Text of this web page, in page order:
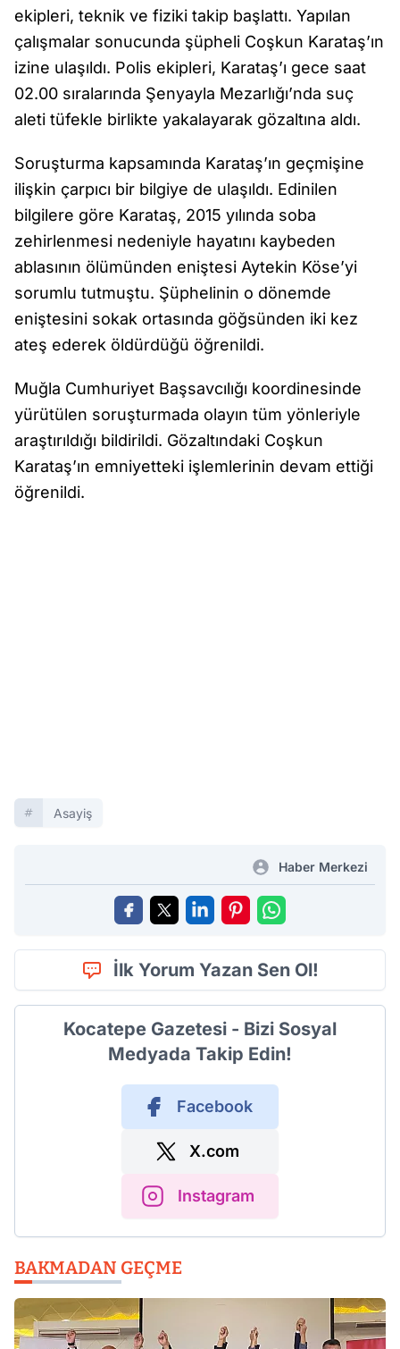
ekipleri, teknik ve fiziki takip başlattı. Yapılan
çalışmalar sonucunda şüpheli Coşkun Karataş’ın
izine ulaşıldı. Polis ekipleri, Karataş’ı gece saat
02.00 sıralarında Şenyayla Mezarlığı’nda suç
aleti tüfekle birlikte yakalayarak gözaltına aldı.
Soruşturma kapsamında Karataş’ın geçmişine
ilişkin çarpıcı bir bilgiye de ulaşıldı. Edinilen
bilgilere göre Karataş, 2015 yılında soba
zehirlenmesi nedeniyle hayatını kaybeden
ablasının ölümünden eniştesi Aytekin Köse’yi
sorumlu tutmuştu. Şüphelinin o dönemde
eniştesini sokak ortasında göğsünden iki kez
ateş ederek öldürdüğü öğrenildi.
Muğla Cumhuriyet Başsavcılığı koordinesinde
yürütülen soruşturmada olayın tüm yönleriyle
araştırıldığı bildirildi. Gözaltındaki Coşkun
Karataş’ın emniyetteki işlemlerinin devam ettiği
öğrenildi.
Asayiş
Haber Merkezi
İlk Yorum Yazan Sen Ol!
Kocatepe Gazetesi - Bizi Sosyal
Medyada Takip Edin!
Facebook
X.com
Instagram
BAKMADAN GEÇME